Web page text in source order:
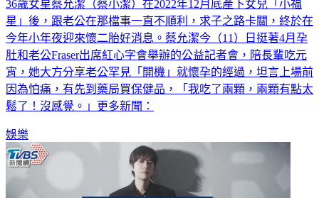
36歲女星蔡允潔（蔡小潔）在2022年12月底產下女兒「小福
星」後，跟老公在那檔事一直不順利，求子之路卡關，終於在
今年小年夜迎來懷二胎好消息。蔡允潔今（11）日挺著4月孕
肚和老公Fraser出席紅心字會舉辦的公益記者會，陪長輩吃元
宵，她大方分享老公罕見「開機」就懷孕的經過，坦言上場前
因為怕痛，有先到藥局買保健品，「我吃了兩顆，兩顆有點太
鬆了！沒感覺。」更多新聞：
娛樂